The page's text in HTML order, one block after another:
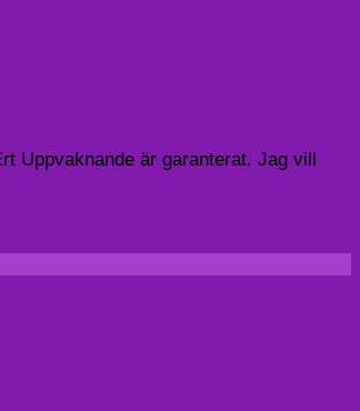
Uppvaknande är garanterat. Jag vill